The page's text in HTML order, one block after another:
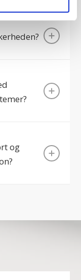
og